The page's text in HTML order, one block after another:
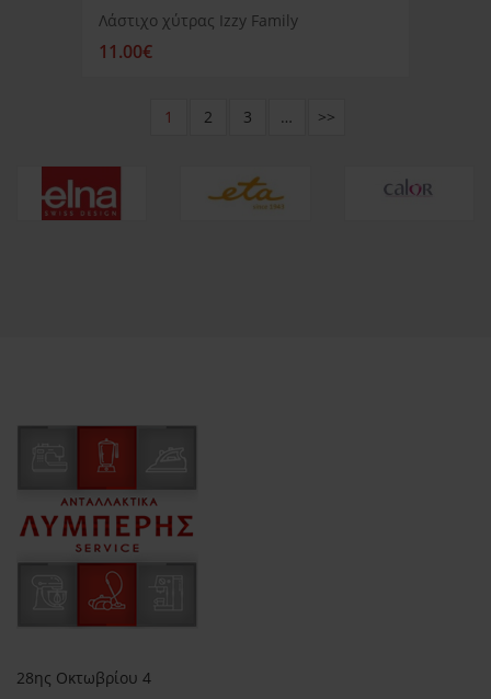
Λάστιχο χύτρας Izzy Family
11.00€
1 2 3 … >>
28ης Οκτωβρίου 4